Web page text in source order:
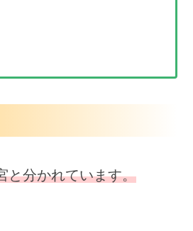
と分かれています。